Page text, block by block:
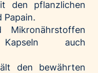
den pflanzlichen
Papain.
Mikronährstoffen
auch
den bewährten